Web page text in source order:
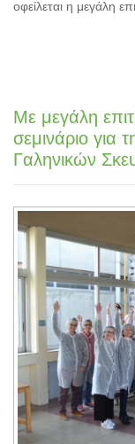
οφείλεται η μεγάλη
Με μεγάλη
σεμινάριο για
Γαληνικών